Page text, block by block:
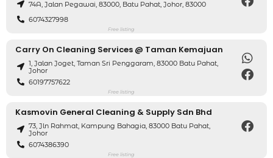
74A, Jalan Pegawai, 83000, Batu Pahat, Johor, 83000
6074327998
Free listing
Carry On Cleaning Services @ Taman Kemajuan
1, Jalan Joget, Taman Sri Penggaram, 83000 Batu Pahat,
Johor
60197757622
Free listing
Kasmovin General Cleaning & Supply Sdn Bhd
73, Jln Rahmat, Kampung Bahagia, 83000 Batu Pahat,
Johor
6074386390
Free listing